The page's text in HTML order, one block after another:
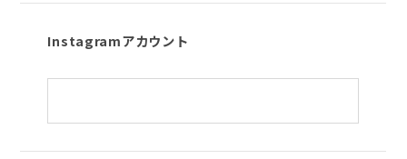
Instagramアカウント